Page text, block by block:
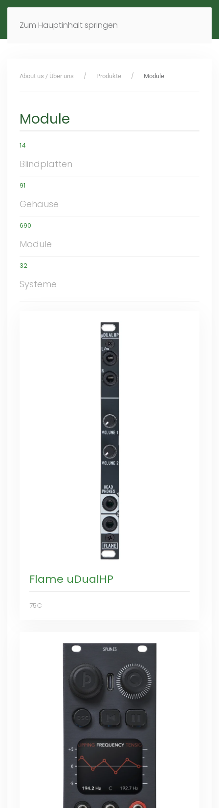
Zum Hauptinhalt springen
EN
About us / Über uns Produkte Module
Module
14
Blindplatten
91
Gehäuse
690
Module
32
Systeme
Flame uDualHP
75€